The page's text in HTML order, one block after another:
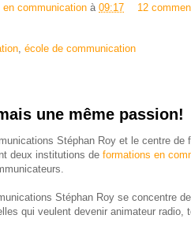
en communication à 09:17 12
, école de communication
une même passion!
Stéphan Roy et le centre de
deux institutions de formations en
Stéphan Roy se concentre
qui veulent devenir animateur radio,